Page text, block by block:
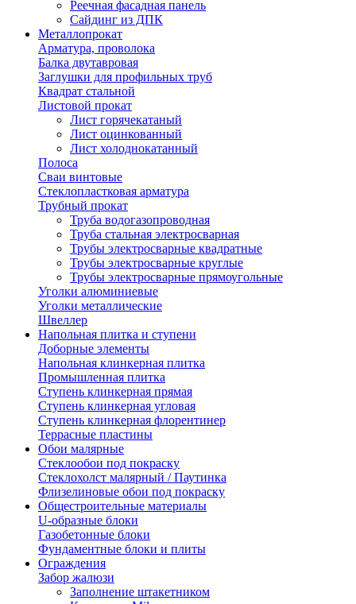
Реечная фасадная панель
Сайдинг из ДПК
Металлопрокат
Арматура, проволока
Балка двутавровая
Заглушки для профильных труб
Квадрат стальной
Листовой прокат
Лист горячекатаный
Лист оцинкованный
Лист холоднокатанный
Полоса
Сваи винтовые
Стеклопластковая арматура
Трубный прокат
Труба водогазопроводная
Труба стальная электросварная
Трубы электросварные квадратные
Трубы электросварные круглые
Трубы электросварные прямоугольные
Уголки алюминиевые
Уголки металлические
Швеллер
Напольная плитка и ступени
Доборные элементы
Напольная клинкерная плитка
Промышленная плитка
Ступень клинкерная прямая
Ступень клинкерная угловая
Ступень клинкерная флорентинер
Террасные пластины
Обои малярные
Стеклообои под покраску
Стеклохолст малярный / Паутинка
Флизелиновые обои под покраску
Общестроительные материалы
U-образные блоки
Газобетонные блоки
Фундаментные блоки и плиты
Ограждения
Забор жалюзи
Заполнение штакетником